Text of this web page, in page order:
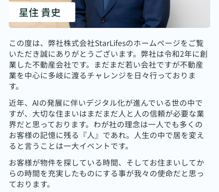
この度は、弊社株式会社StarLifesのホームページをご覧
いただき誠にありがとうございます。弊社は令和2年に創
業した不動産会社です。まだまだ若い会社ですが不動産
業を中心に多岐に渡るチャレンジを日々行っておりま
す。
近年、AIの発展に伴いデジタル化が進んでいる世の中で
すが、大切な住まいはまだまだ人と人の信頼が必要な業
界だと思っております。わが社の理念は一人でも多くの
お客様の記憶に残る『人』であれ。人生の中で居を変え
ると言うことは一大イベントです。
お客様が物件を探している時間、そしてお住まいしてか
らの時間を充実したものにする事が我々の使命だと思っ
ております。